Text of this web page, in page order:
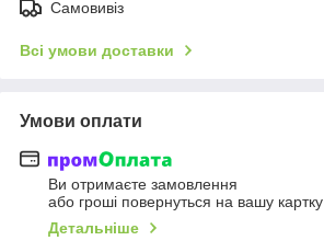
Самовивіз
Всі умови доставки
Умови оплати
Ви отримаєте замовлення
або гроші повернуться на вашу картку
Детальніше